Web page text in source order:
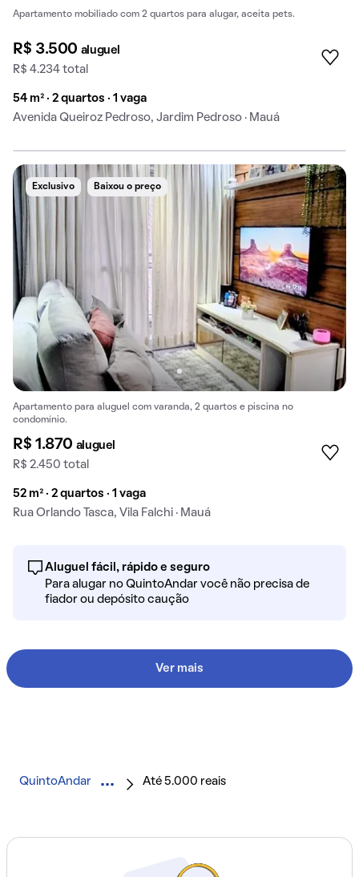
Apartamento mobiliado com 2 quartos para alugar, aceita pets.
R$ 3.500 aluguel
R$ 4.234 total
54 m² · 2 quartos · 1 vaga
Avenida Queiroz Pedroso, Jardim Pedroso · Mauá
Exclusivo Baixou o preço
Apartamento para aluguel com varanda, 2 quartos e piscina no
condomínio.
R$ 1.870 aluguel
R$ 2.450 total
52 m² · 2 quartos · 1 vaga
Rua Orlando Tasca, Vila Falchi · Mauá
Aluguel fácil, rápido e seguro
Para alugar no QuintoAndar você não precisa de
fiador ou depósito caução
Ver mais
QuintoAndar Até 5.000 reais